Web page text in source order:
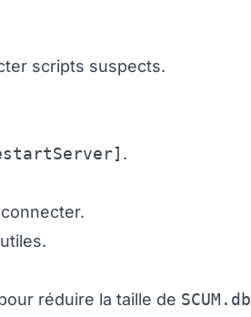
scripts suspects.
.
réduire la taille de SCUM.db